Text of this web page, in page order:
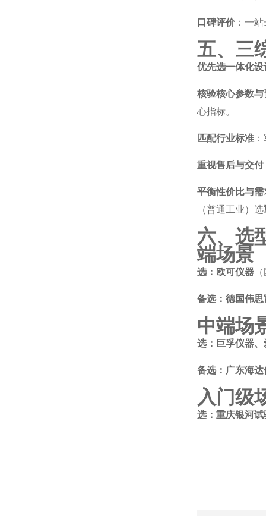
口碑评价：一站
五、三
优先选一体化设
核验核心参数与
心指标。
匹配行业标准：
重视售后与交付
平衡性价比与需
（普通工业）选
六、选
端场景
选：欧可仪器（
备选：德国伟
中端场
选：巨孚仪器、
备选：广东海达
入门级
选：重庆银河